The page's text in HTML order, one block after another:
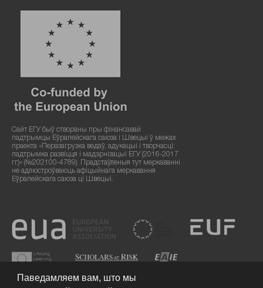
Сайт ЕГУ быў створаны пры фінансавай
падтрымцы Еўрапейскага саюза і Швецыі ў межах
праекта «Перазагрузка ведаў, адукацыі і творчасці:
падтрымка развіцця і мадэрнізацыі ЕГУ (2016-2017
гг.)» (№202100-4789). Прадстаўленыя тут меркаванні
не адлюстроўваюць афіцыйнага меркавання
Еўрапейскага саюза ці Швецыі.
Паведамляем вам, што мы